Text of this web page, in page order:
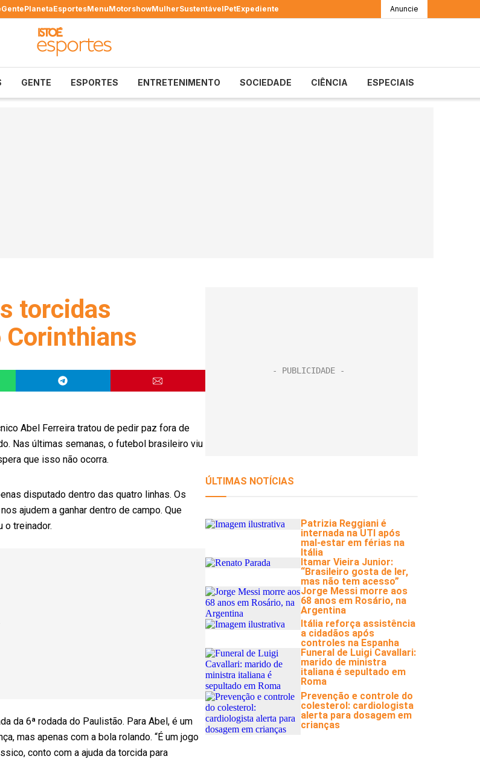
GentePlanetaEsportesMenuMotorshowMulherSustentávelPetExpediente Anuncie
GENTE ESPORTES ENTRETENIMENTO SOCIEDADE CIÊNCIA ESPECIAIS
torcidas
Abel Ferreira tratou de pedir paz fora de
Nas últimas semanas, o futebol brasileiro viu
que isso não ocorra.
disputado dentro das quatro linhas. Os
ajudem a ganhar dentro de campo. Que
o treinador.
da 6ª rodada do Paulistão. Para Abel, é um
mas apenas com a bola rolando. “É um jogo
conto com a ajuda da torcida para